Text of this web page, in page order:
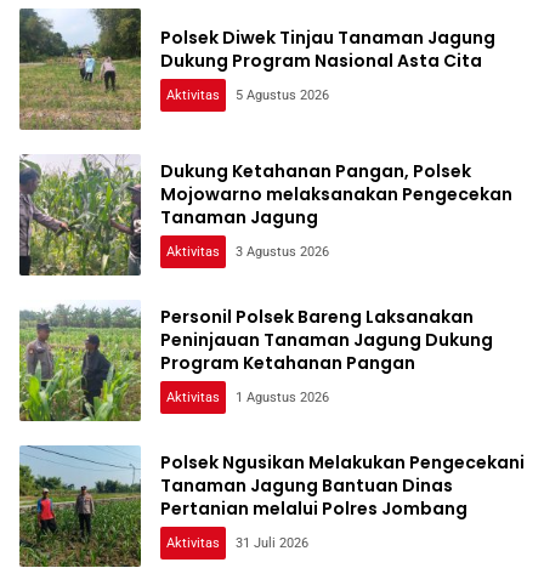
Polsek Diwek Tinjau Tanaman Jagung
Dukung Program Nasional Asta Cita
Aktivitas 5 Agustus 2026
Dukung Ketahanan Pangan, Polsek
Mojowarno melaksanakan Pengecekan
Tanaman Jagung
Aktivitas 3 Agustus 2026
Personil Polsek Bareng Laksanakan
Peninjauan Tanaman Jagung Dukung
Program Ketahanan Pangan
Aktivitas 1 Agustus 2026
Polsek Ngusikan Melakukan Pengecekani
Tanaman Jagung Bantuan Dinas
Pertanian melalui Polres Jombang
Aktivitas 31 Juli 2026